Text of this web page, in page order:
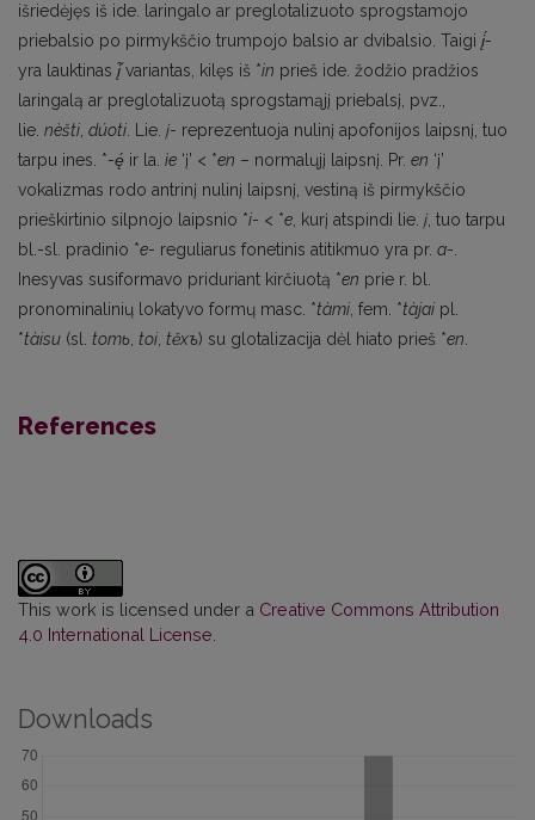
išriedėjęs iš ide. laringalo ar preglotalizuoto sprogstamojo
priebalsio po pirmykščio trumpojo balsio ar dvibalsio. Taigi į́-
yra lauktinas į̃variantas, kilęs iš *in prieš ide. žodžio pradžios
laringalą ar preglotalizuotą sprogstamąjį priebalsį, pvz.,
lie. nèšti, dúoti. Lie. į- reprezentuoja nulinį apofonijos laipsnį, tuo
tarpu ines. *-ę́ ir la. ìe ‘į’ < *en – normalųjį laipsnį. Pr. en ‘į’
vokalizmas rodo antrinį nulinį laipsnį, vestiną iš pirmykščio
prieškirtinio silpnojo laipsnio *i- < *e, kurį atspindi lie. į, tuo tarpu
bl.-sl. pradinio *e- reguliarus fonetinis atitikmuo yra pr. a-.
Inesyvas susiformavo priduriant kirčiuotą *en prie r. bl.
pronominalinių lokatyvo formų masc. *tàmi, fem. *tàjai pl.
*tàisu (sl. tomь, toi, těxъ) su glotalizacija dėl hiato prieš *en.
References
This work is licensed under a Creative Commons Attribution
4.0 International License.
Downloads